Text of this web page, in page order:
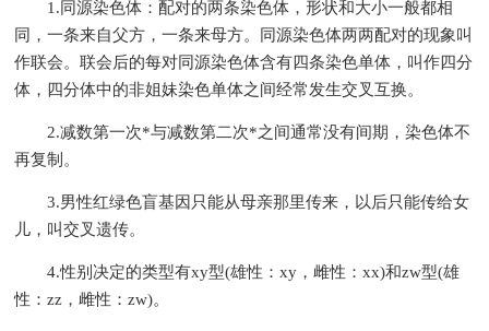
1.同源染色体：配对的两条染色体，形状和大小一般都相
同，一条来自父方，一条来母方。同源染色体两两配对的现象叫
作联会。联会后的每对同源染色体含有四条染色单体，叫作四分
体，四分体中的非姐妹染色单体之间经常发生交叉互换。
2.减数第一次*与减数第二次*之间通常没有间期，染色体不
再复制。
3.男性红绿色盲基因只能从母亲那里传来，以后只能传给女
儿，叫交叉遗传。
4.性别决定的类型有xy型(雄性：xy，雌性：xx)和zw型(雄
性：zz，雌性：zw)。